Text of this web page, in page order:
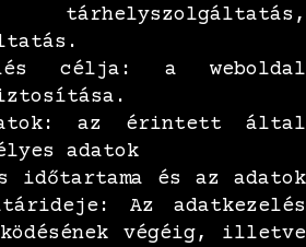
tárhelyszolgáltatás,
célja: a weboldal
az érintett által
adatok
időtartama és az adatok
Az adatkezelés
végéig, illetve